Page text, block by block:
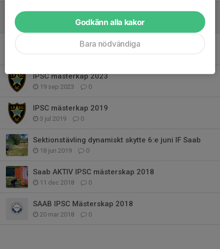
0
IPSC mästerkap 2023
19 sep 2023 0
IPSC mästerkap 2019
3 jul 2019 0
Sektionstävling dynamiskt skytte 6:e juni IF Saab
18 jun 2019 0
Saab AKTIV IPSC mästerskap 2018
11 dec 2018 0
SAAB IPSC Mästerskap 2018
20 mar 2018 0
Godkänn alla kakor
Bara nödvändiga